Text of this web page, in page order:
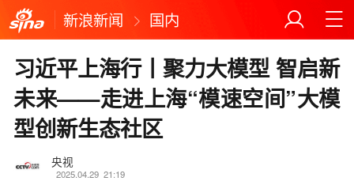
新浪新闻 国内
习近平上海行丨聚力大模型 智启新
未来——走进上海“模速空间”大模
型创新生态社区
央视
2025.04.29 21:19